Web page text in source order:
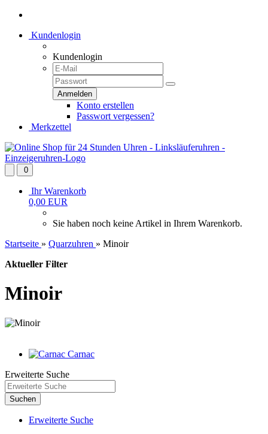
Kundenlogin
Kundenlogin
Konto erstellen
Passwort vergessen?
Merkzettel
0
Ihr Warenkorb
0,00 EUR
Sie haben noch keine Artikel in Ihrem Warenkorb.
Startseite » Quarzuhren » Minoir
Aktueller Filter
Minoir
Carnac
Erweiterte Suche
Suchen
Erweiterte Suche